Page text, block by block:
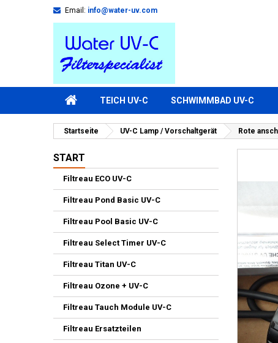
Email: info@water-uv.com
TEICH UV-C SCHWIMMBAD UV-C
Startseite UV-C Lamp / Vorschaltgerät Rote
START
Filtreau ECO UV-C
Filtreau Pond Basic UV-C
Filtreau Pool Basic UV-C
Filtreau Select Timer UV-C
Filtreau Titan UV-C
Filtreau Ozone + UV-C
Filtreau Tauch Module UV-C
Filtreau Ersatzteilen